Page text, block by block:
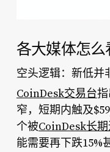
各大媒体怎么
空头逻辑：新低并
CoinDesk交易台
窄，短期内触及
个被CoinDesk长
能需要再下跌15%